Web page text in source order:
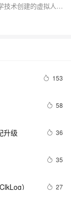
数字人生成技术是基于人工智能技术和计算机图形学技术创建的虚拟人物形象的技术。该技术能够模拟人类的外貌、声音、动作和交流能力，为多个领域带来创新的应用可能性。数字人的本质是将所有信息（数字和文字）通过数字处理（如计算机视觉、语音识别等）再进行表达的过程，形成具有人类形态和行为的数字产物。 数字人的生成涉及到多种技术，如3D重建技术，使用三维扫描仪扫描人的外观、五官等，并通过3D模型重建三维人；虚拟直播技术，使用计算机技术生成人物或实体，并且可以实时直播、录制；数字人体数据集技术，利用数据构建数字人模型以及训练虚拟现实引擎等
153
58
升级 36
35
） 27